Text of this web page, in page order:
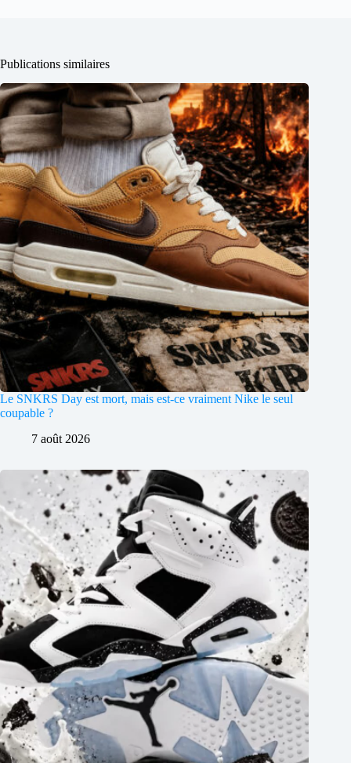
Publications similaires
Le SNKRS Day est mort, mais est-ce vraiment Nike le seul
coupable ?
7 août 2026